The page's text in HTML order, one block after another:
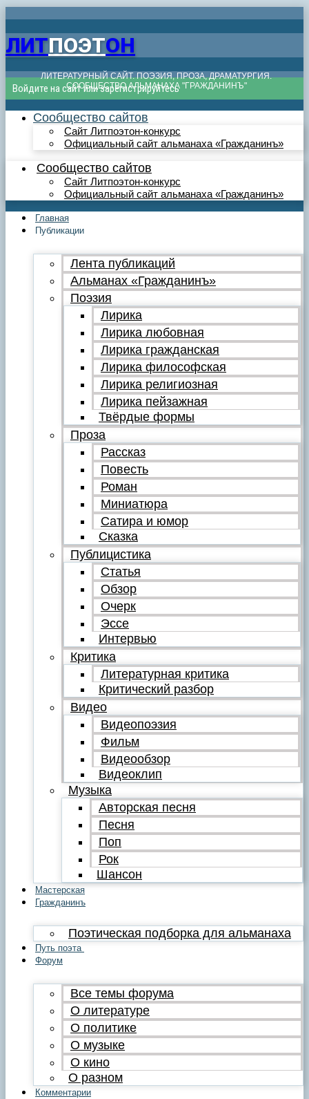
ЛИТПОЭТОН
ЛИТЕРАТУРНЫЙ САЙТ. ПОЭЗИЯ, ПРОЗА, ДРАМАТУРГИЯ.
СООБЩЕСТВО АЛЬМАНАХА "ГРАЖДАНИНЪ"
Войдите на сайт или зарегистрируйтесь
Сообщество сайтов
Сайт Литпоэтон-конкурс
Официальный сайт альманаха «Гражданинъ»
Сообщество сайтов
Сайт Литпоэтон-конкурс
Официальный сайт альманаха «Гражданинъ»
Главная
Публикации
Лента публикаций
Альманах «Гражданинъ»
Поэзия
Лирика
Лирика любовная
Лирика гражданская
Лирика философская
Лирика религиозная
Лирика пейзажная
Твёрдые формы
Проза
Рассказ
Повесть
Роман
Миниатюра
Сатира и юмор
Сказка
Публицистика
Статья
Обзор
Очерк
Эссе
Интервью
Критика
Литературная критика
Критический разбор
Видео
Видеопоэзия
Фильм
Видеообзор
Видеоклип
Музыка
Авторская песня
Песня
Поп
Рок
Шансон
Мастерская
Гражданинъ
Поэтическая подборка для альманаха
Путь поэта
Форум
Все темы форума
О литературе
О политике
О музыке
О кино
О разном
Комментарии